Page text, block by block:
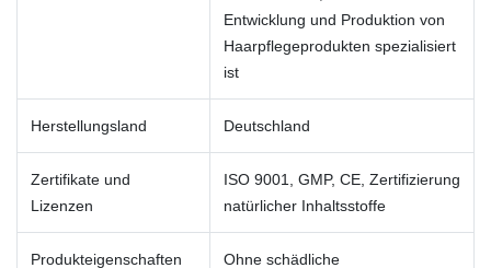
Entwicklung und Produktion von
Haarpflegeprodukten spezialisiert
ist
Herstellungsland Deutschland
Zertifikate und
Lizenzen
ISO 9001, GMP, CE, Zertifizierung
natürlicher Inhaltsstoffe
Produkteigenschaften
Ohne schädliche